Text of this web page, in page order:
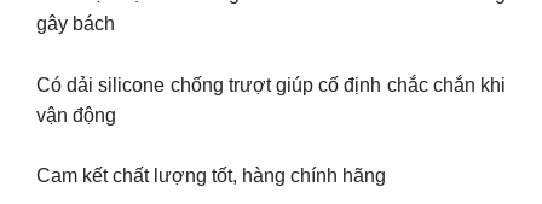
gây bách
Có dải silicone chống trượt giúp cố định chắc chắn khi
vận động
Cam kết chất lượng tốt, hàng chính hãng